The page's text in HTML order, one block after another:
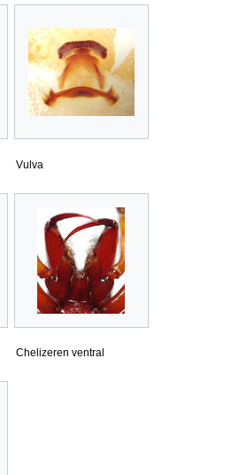
Vulva
Chelizeren ventral